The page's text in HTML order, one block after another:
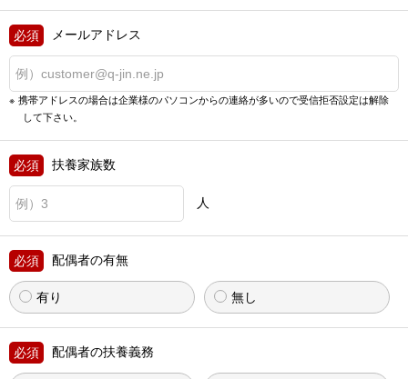
メールアドレス
携帯アドレスの場合は企業様のパソコンからの連絡が多いので受信拒否設定は解除
して下さい。
扶養家族数
人
配偶者の有無
有り 無し
配偶者の扶養義務